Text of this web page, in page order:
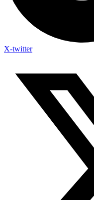
X-twitter